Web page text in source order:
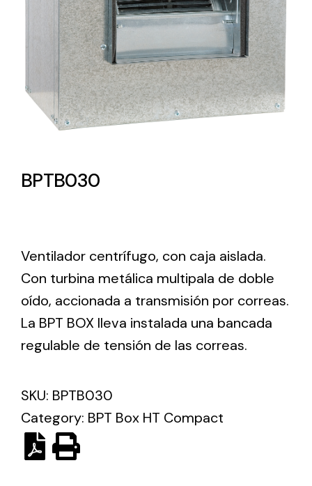
Lighting and Electrical
Equipment
Complete solutions in lighting and electrical
material for each project and need
ventilación industriales
meant a greater offer of ventilation products for
different uses
BPTB030
Ventilador centrífugo, con caja aislada.
Con turbina metálica multipala de doble
oído, accionada a transmisión por correas.
La BPT BOX lleva instalada una bancada
regulable de tensión de las correas.
SKU: BPTB030
Category: BPT Box HT Compact